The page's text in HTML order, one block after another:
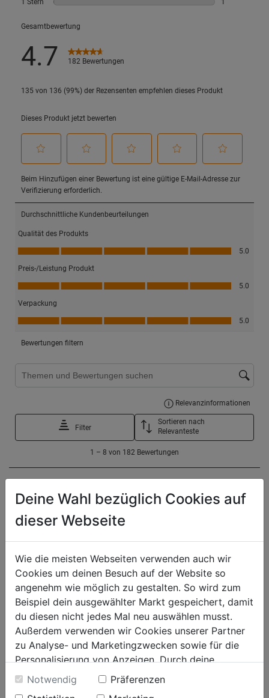
Deine Wahl bezüglich Cookies auf
dieser Webseite
Wie die meisten Webseiten verwenden auch wir
Cookies um deinen Besuch auf der Website so
angenehm wie möglich zu gestalten. So wird zum
Beispiel dein ausgewählter Markt gespeichert, damit
du diesen nicht jedes Mal neu auswählen musst.
Außerdem verwenden wir Cookies unserer Partner
zu Analyse- und Marketingzwecken sowie für die
Personalisierung von Anzeigen. Durch deine
Einwilligung werden die Daten von Drittanbieter,
unter anderem auch in den USA, verarbeitet.
Notwendig
Präferenzen